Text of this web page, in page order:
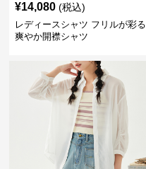
¥14,080 (税込)
レディースシャツ フリルが彩る
爽やか開襟シャツ